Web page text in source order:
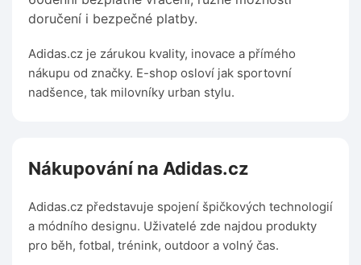
doručení i bezpečné platby.
Adidas.cz je zárukou kvality, inovace a přímého
nákupu od značky. E-shop osloví jak sportovní
nadšence, tak milovníky urban stylu.
Nákupování na Adidas.cz
Adidas.cz představuje spojení špičkových technologií
a módního designu. Uživatelé zde najdou produkty
pro běh, fotbal, trénink, outdoor a volný čas.